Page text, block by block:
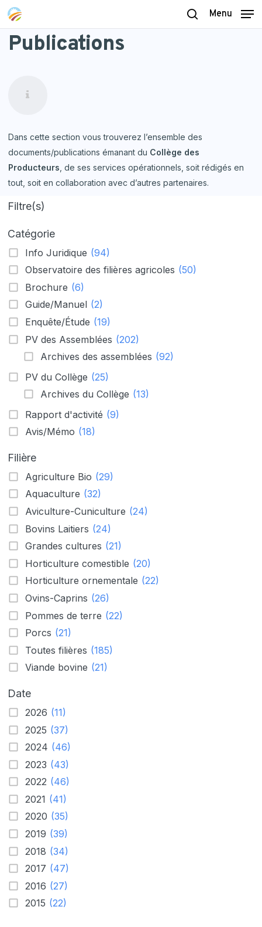
Skip
main
content
search
Menu
Publications
Dans cette section vous trouverez l’ensemble des
documents/publications émanant du Collège des
Producteurs , de ses services opérationnels, soit rédigés en
tout, soit en collaboration avec d’autres partenaires.
Filtre(s)
Catégorie
Info Juridique (94)
Observatoire des filières agricoles (50)
Brochure (6)
Guide/Manuel (2)
Enquête/Étude (19)
PV des Assemblées (202)
Archives des assemblées (92)
PV du Collège (25)
Archives du Collège (13)
Rapport d'activité (9)
Avis/Mémo (18)
Filière
Agriculture Bio (29)
Aquaculture (32)
Aviculture-Cuniculture (24)
Bovins Laitiers (24)
Grandes cultures (21)
Horticulture comestible (20)
Horticulture ornementale (22)
Ovins-Caprins (26)
Pommes de terre (22)
Porcs (21)
Toutes filières (185)
Viande bovine (21)
Date
2026 (11)
2025 (37)
2024 (46)
2023 (43)
2022 (46)
2021 (41)
2020 (35)
2019 (39)
2018 (34)
2017 (47)
2016 (27)
2015 (22)